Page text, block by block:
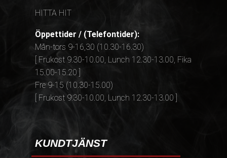
HITTA HIT
Öppettider / (Telefontider):
Mån-tors 9-16,30 (10.30-16.30)
[ Frukost 9.30-10.00, Lunch 12.30-13.00, Fika
15.00-15.20 ]
Fre 9-15 (10.30-15.00)
[ Frukost 9.30-10.00, Lunch 12.30-13.00 ]
KUNDTJÄNST